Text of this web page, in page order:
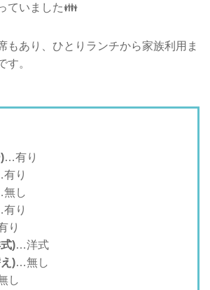
ていました👪
もあり、ひとりランチから家族利用ま
す。
…有り
り
し
り
り
)…洋式
)…無し
し